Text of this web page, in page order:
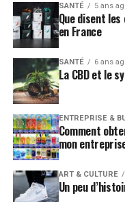
SANTÉ 5 ans
Que disent
en France
SANTÉ 6 ans
La CBD et le
ENTREPRISE &
Comment
mon
ART & CULTURE
Un peu